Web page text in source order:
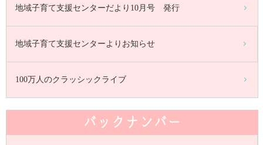
地域子育て支援センターだより10月号 発行
地域子育て支援センターよりお知らせ
100万人のクラッシックライブ
バックナンバー